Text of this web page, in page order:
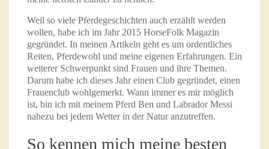
Weil so viele Pferdegeschichten auch erzählt werden
wollen, habe ich im Jahr 2015 HorseFolk Magazin
gegründet. In meinen Artikeln geht es um ordentliches
Reiten, Pferdewohl und meine eigenen Erfahrungen. Ein
weiterer Schwerpunkt sind Frauen und ihre Themen.
Darum habe ich dieses Jahr einen Club gegründet, einen
Frauenclub wohlgemerkt. Wann immer es mir möglich
ist, bin ich mit meinem Pferd Ben und Labrador Messi
nahezu bei jedem Wetter in der Natur anzutreffen.
So kennen mich meine besten